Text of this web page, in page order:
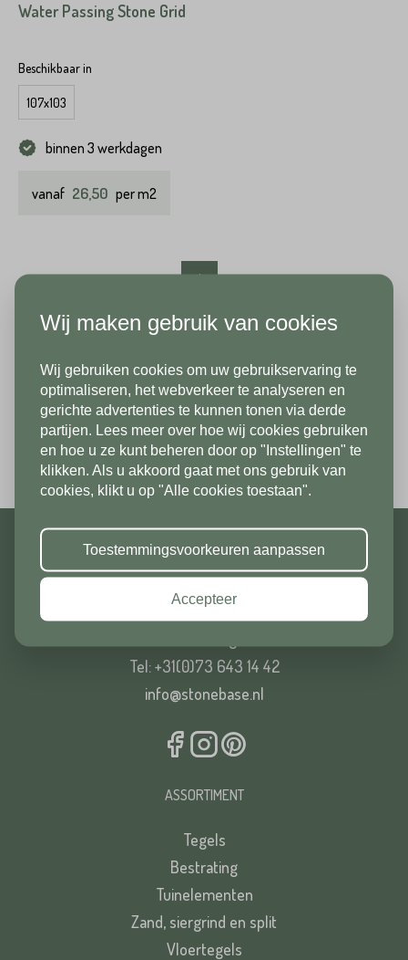
Water Passing Stone Grid
Beschikbaar in
107x103
binnen 3 werkdagen
vanaf 26,50 per m2
1
STONE BASE B.V.
Rosmalensedijk 10
Tel: +31(0)73 643 14 42
info@stonebase.nl
ASSORTIMENT
Tegels
Bestrating
Tuinelementen
Zand, siergrind en split
Vloertegels
In verband met onze
vakantiesluiting zijn wij vanaf 1/8
tot en met 9/8 gesloten. Vanaf
10/8 zien we jullie graag weer bij
ons in de showroom. Fijne
vakantie!
Wij maken gebruik van cookies
Wij gebruiken cookies om uw gebruikservaring te
optimaliseren, het webverkeer te analyseren en
gerichte advertenties te kunnen tonen via derde
partijen. Lees meer over hoe wij cookies gebruiken
en hoe u ze kunt beheren door op "Instellingen" te
klikken. Als u akkoord gaat met ons gebruik van
cookies, klikt u op "Alle cookies toestaan".
Toestemmingsvoorkeuren aanpassen
Accepteer